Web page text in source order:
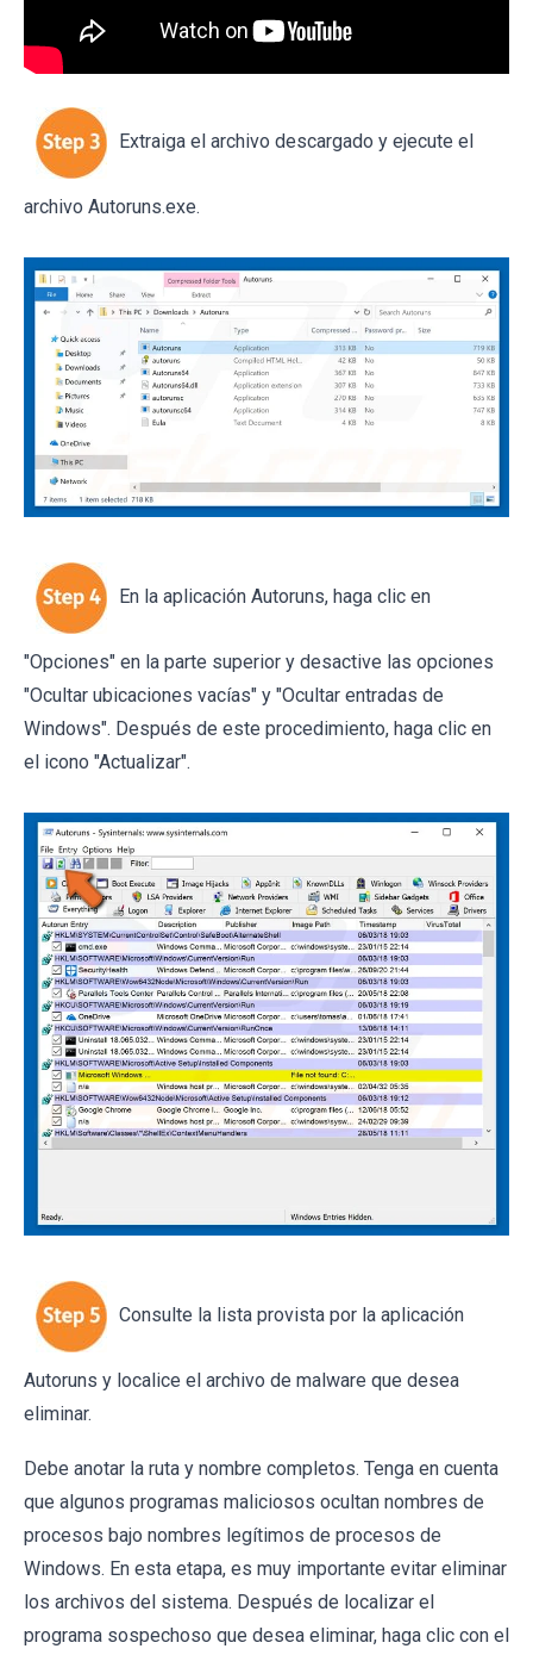
Extraiga el archivo descargado y ejecute el
archivo Autoruns.exe.
En la aplicación Autoruns, haga clic en
"Opciones" en la parte superior y desactive las opciones
"Ocultar ubicaciones vacías" y "Ocultar entradas de
Windows". Después de este procedimiento, haga clic en
el icono "Actualizar".
Consulte la lista provista por la aplicación
Autoruns y localice el archivo de malware que desea
eliminar.
Debe anotar la ruta y nombre completos. Tenga en cuenta
que algunos programas maliciosos ocultan nombres de
procesos bajo nombres legítimos de procesos de
Windows. En esta etapa, es muy importante evitar eliminar
los archivos del sistema. Después de localizar el
programa sospechoso que desea eliminar, haga clic con el